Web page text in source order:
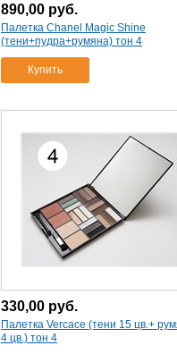
890,00 руб.
Палетка Chanel Magic Shine
(тени+пудра+румяна) тон 4
Купить
330,00 руб.
Палетка Vercace (тени 15 цв.+
4 цв.) тон 4